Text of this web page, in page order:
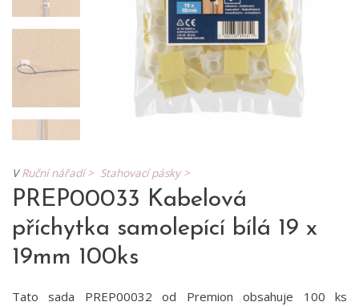
VRuční nářadí > Stahovací pásky >
PREP00033 Kabelová
příchytka samolepící bílá 19 x
19mm 100ks
Tato sada PREP00032 od Premion obsahuje 100 ks